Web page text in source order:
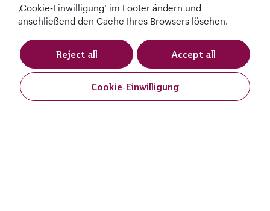
Best Airline in The
Middle East
Airline
World's Best
Business Class
Business Class
‚Cookie‑Einwilligung‘ im Footer ändern und
anschließend den Cache Ihres Browsers löschen.
Cookie‑Einwilligung
Reject all Accept all